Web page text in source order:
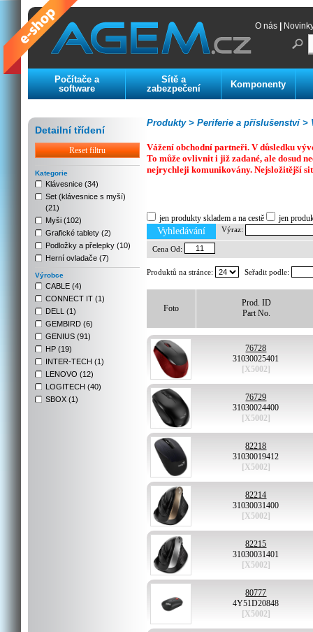
O nás
Počítače a
software
Sítě a
zabezpečení
Komponenty
Detailní třídení
Reset filtru
Kategorie
Klávesnice (34)
Set (klávesnice s myší)
(21)
Myši (102)
Grafické tablety (2)
Podložky a přelepky (10)
Herní ovladače (7)
Výrobce
CABLE (4)
CONNECT IT (1)
DELL (1)
GEMBIRD (6)
GENIUS (91)
HP (19)
INTER-TECH (1)
LENOVO (12)
LOGITECH (40)
SBOX (1)
Periferie a příslušenství >
Produkty >
Vážení obchodní partneři. V důsledku
To může ovlivnit i již zadané, ale dosud
nejrychleji komunikovány. Nejsložitější
jen produkty skladem a na cestě jen
Vyhledávání Výraz:
Cena Od:
Produktů na stránce: Seřadit podle:
Foto
Prod. ID
Part No.
76728
31030025401
[X5002]
76729
31030024400
[X5002]
82218
31030019412
[X5002]
82214
31030031400
[X5002]
82215
31030031401
[X5002]
80777
4Y51D20848
[X5002]